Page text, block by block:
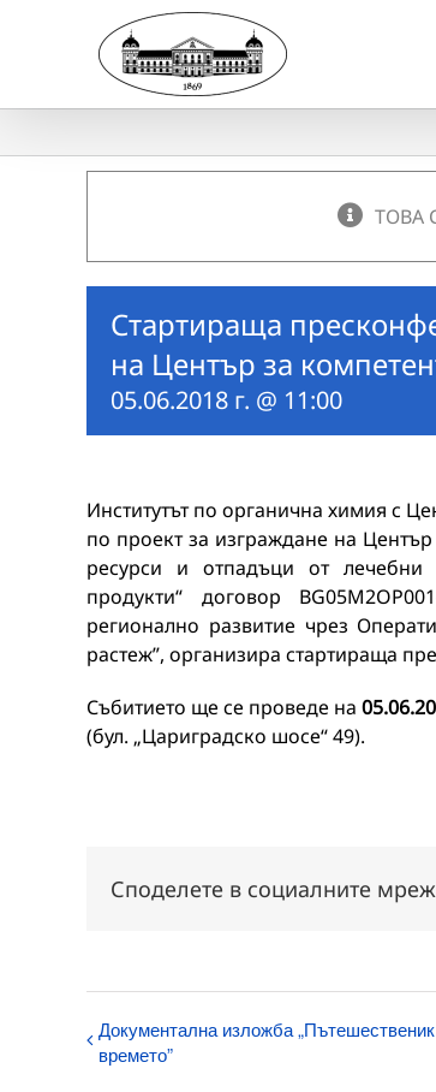
ТОВА
Стартираща
на Център за
05.06.2018 г. @ 11:00
Институтът по органична химия с
по проект за изграждане на
ресурси и отпадъци от лечебни
продукти“ договор
регионално развитие чрез
растеж”, организира стартираща
Събитието ще се проведе на
(бул. „Цариградско шосе“ 49).
Споделете в социалните
Документална изложба
времето”